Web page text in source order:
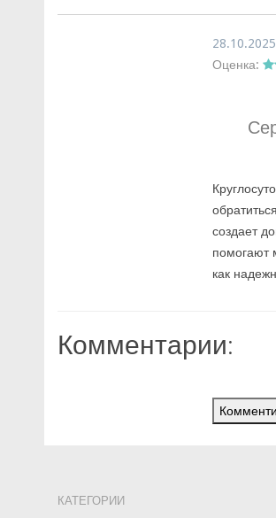
Оценка:
создает
помогают
как
Комментарии:
КАТЕГОРИИ